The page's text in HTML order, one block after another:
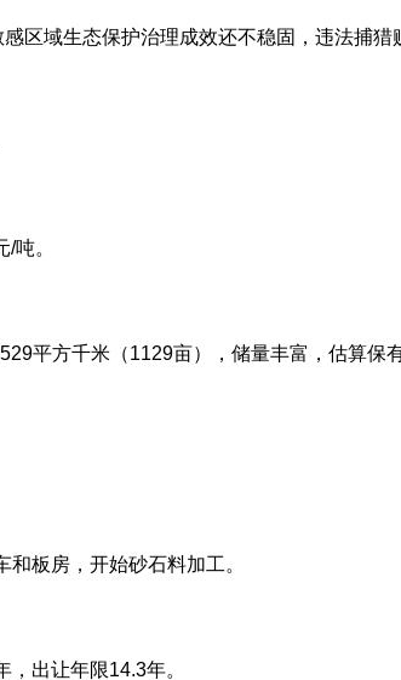
域生态保护治理成效还不稳固，违法捕猎
吨。
平方千米（1129亩），储量丰富，估算保
板房，开始砂石料加工。
出让年限14.3年。